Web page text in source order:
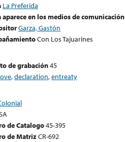
La Preferida
en los medios de comunicación
Garza, Gastón
Con Los Tajuarines
de grabación45
,declaration,entreaty
de Catalogo45-395
de MatrizCR-692